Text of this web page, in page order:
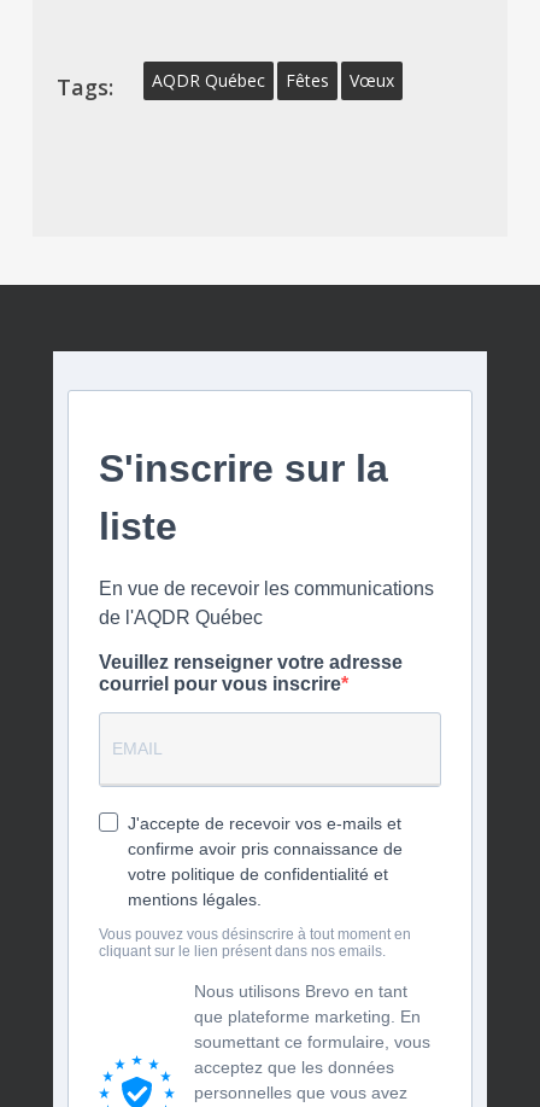
Tags: AQDR Québec Fêtes Vœux
S'inscrire sur la
liste
En vue de recevoir les communications
de l'AQDR Québec
Veuillez renseigner votre adresse
courriel pour vous inscrire
J'accepte de recevoir vos e-mails et
confirme avoir pris connaissance de
votre politique de confidentialité et
mentions légales.
Vous pouvez vous désinscrire à tout moment en
cliquant sur le lien présent dans nos emails.
Nous utilisons Brevo en tant
que plateforme marketing. En
soumettant ce formulaire, vous
acceptez que les données
personnelles que vous avez